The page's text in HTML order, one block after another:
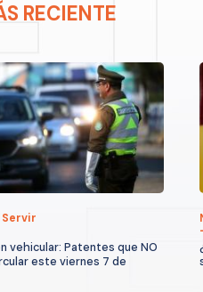
RECIENTE
Servir
vehicular: Patentes que NO
este viernes 7 de